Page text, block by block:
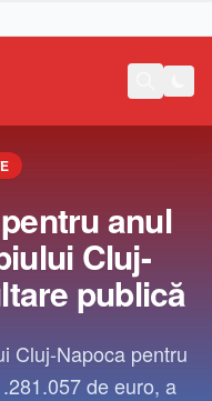
anul
Cluj-
publică
Cluj-Napoca pentru
de euro, a